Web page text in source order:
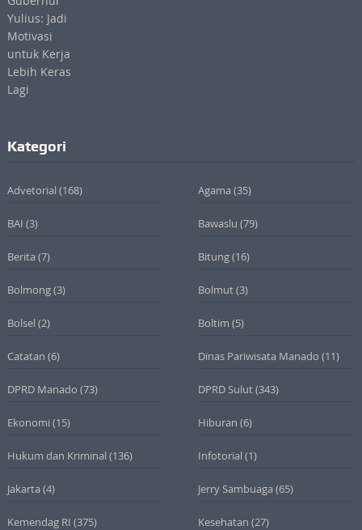
Kategori
Advetorial (168) Agama (35)
BAI (3) Bawaslu (79)
Berita (7) Bitung(16)
Bolmong(3) Bolmut(3)
Bolsel (2) Boltim (5)
Catatan (6) Dinas Pariwisata Manado (11)
DPRD Manado (73) DPRD Sulut(343)
Ekonomi (15) Hiburan (6)
Hukum dan Kriminal (136) Infotorial (1)
Jakarta (4) Jerry Sambuaga (65)
Kemendag RI (375) Kesehatan (27)